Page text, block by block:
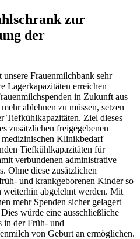
zur
der
Frauenmilchbank sehr
Lagerkapazitäten erreichen
in Zukunft aus
ablehnen zu müssen, setzen
Tiefkühlkapazitäten. Ziel dieses
zusätzlichen freigegebenen
Klinikbedarf
Tiefkühlkapazitäten für
verbundenen administrative
Ohne diese zusätzlichen
und krankgeborenen Kinder so
weiterhin abgelehnt werden. Mit
mehr Spenden sicher gelagert
würde eine ausschließliche
in der Früh- und
von Geburt an ermöglichen.